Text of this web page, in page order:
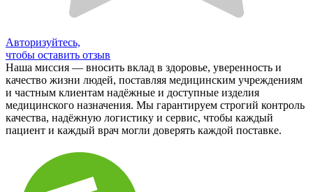
Авторизуйтесь,
чтобы оставить отзыв
Наша миссия — вносить вклад в здоровье, уверенность и
качество жизни людей, поставляя медицинским учреждениям
и частным клиентам надёжные и доступные изделия
медицинского назначения. Мы гарантируем строгий контроль
качества, надёжную логистику и сервис, чтобы каждый
пациент и каждый врач могли доверять каждой поставке.